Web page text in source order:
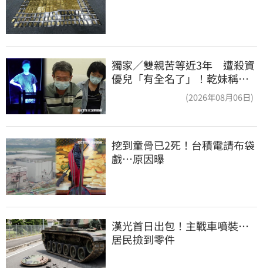
獨家／雙親苦等近3年 遭殺資
優兒「有全名了」！乾妹稱賠
(2026年08月06日)
挖到童骨已2死！台積電請布袋
戲…原因曝
漢光首日出包！主戰車噴裝…
居民撿到零件